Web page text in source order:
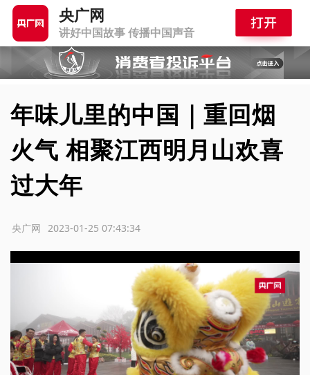
央广网
讲好中国故事 传播中国声音
年味儿里的中国｜重回烟
火气 相聚江西明月山欢喜
过大年
2023-01-25 07:43:34
央广网